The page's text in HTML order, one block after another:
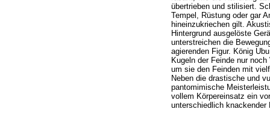
übertrieben und stilisiert.
Tempel, Rüstung oder gar
hineinzukriechen gilt.
Hintergrund ausgelöste
unterstreichen die
agierenden Figur. König
Kugeln der Feinde nur
um sie den Feinden mit
Neben die drastische und
pantomimische
vollem Körpereinsatz ein
unterschiedlich knackender